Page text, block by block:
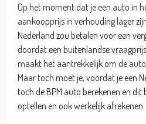
Op het moment dat je een auto in
aankoopprijs in verhouding lager
Nederland zou betalen voor een
doordat een buitenlandse
maakt het aantrekkelijk om de
Maar toch moet je, voordat je een
toch de BPM auto berekenen en
optellen en ook werkelijk afrekenen.